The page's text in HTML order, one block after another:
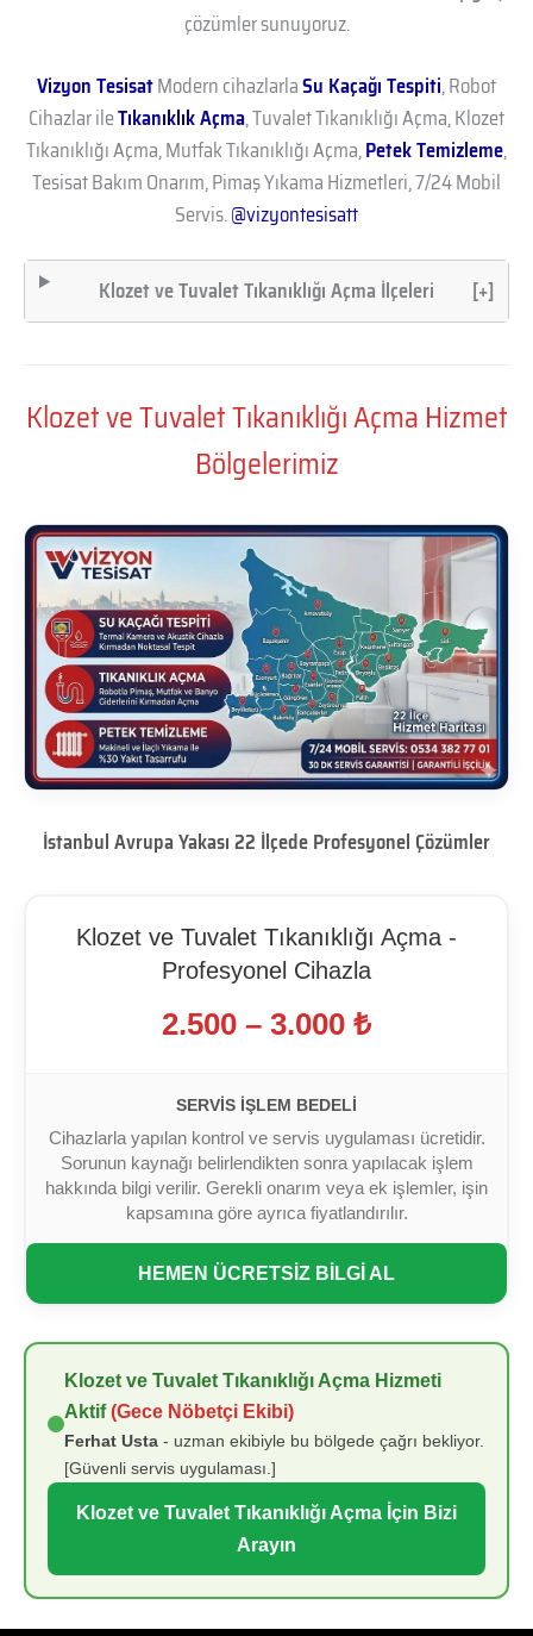
çözümler sunuyoruz.
Vizyon TesisatModern cihazlarlaSu Kaçağı Tespiti, Robot
Cihazlar ileTıkanıklık Açma, Tuvalet Tıkanıklığı Açma, Klozet
Tıkanıklığı Açma, Mutfak Tıkanıklığı Açma,Petek Temizleme,
Tesisat Bakım Onarım, Pimaş Yıkama Hizmetleri, 7/24 Mobil
Servis.@vizyontesisatt
Klozet ve Tuvalet Tıkanıklığı Açma İlçeleri [+]
Klozet ve Tuvalet Tıkanıklığı Açma Hizmet
Bölgelerimiz
İstanbul Avrupa Yakası 22 İlçede Profesyonel Çözümler
Klozet ve Tuvalet Tıkanıklığı Açma -
Profesyonel Cihazla
2.500 – 3.000 ₺
SERVIS İŞLEM BEDELI
Cihazlarla yapılan kontrol ve servis uygulaması ücretidir.
Sorunun kaynağı belirlendikten sonra yapılacak işlem
hakkında bilgi verilir. Gerekli onarım veya ek işlemler, işin
kapsamına göre ayrıca fiyatlandırılır.
HEMEN ÜCRETSİZ BİLGİ AL
Klozet ve Tuvalet Tıkanıklığı Açma Hizmeti
Aktif(Gece Nöbetçi Ekibi)
Ferhat Usta - uzman ekibiyle bu bölgede çağrı bekliyor.
[Güvenli servis uygulaması.]
Klozet ve Tuvalet Tıkanıklığı Açma İçin Bizi
Arayın